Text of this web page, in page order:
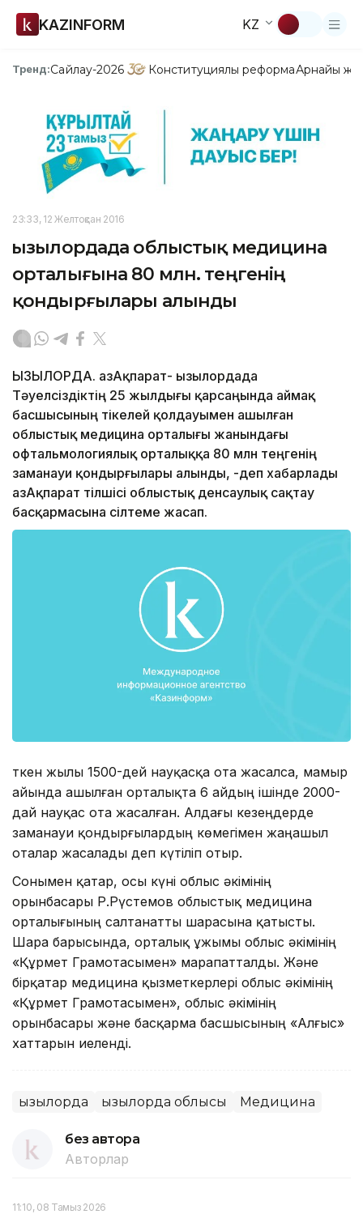
KAZINFORM KZ
Тренд:Сайлау-2026 Конституциялық реформаАрнайы
23:33, 12 Желтоқсан 2016
Қызылордада облыстық медицина
орталығына 80 млн. теңгенің
қондырғылары алынды
ҚЫЗЫЛОРДА. ҚазАқпарат- Қызылордада
Тәуелсіздіктің 25 жылдығы қарсаңында аймақ
басшысының тікелей қолдауымен ашылған
облыстық медицина орталығы жанындағы
офтальмологиялық орталыққа 80 млн теңгенің
заманауи қондырғылары алынды, -деп хабарлады
ҚазАқпарат тілшісі облыстық денсаулық сақтау
басқармасына сілтеме жасап.
Өткен жылы 1500-дей науқасқа ота жасалса, мамыр
айында ашылған орталықта 6 айдың ішінде 2000-
дай науқас ота жасалған. Алдағы кезеңдерде
заманауи қондырғылардың көмегімен жаңашыл
оталар жасалады деп күтіліп отыр.
Сонымен қатар, осы күні облыс әкімінің
орынбасары Р.Рүстемов облыстық медицина
орталығының салтанатты шарасына қатысты.
Шара барысында, орталық ұжымы облыс әкімінің
«Құрмет Грамотасымен» марапатталды. Және
бірқатар медицина қызметкерлері облыс әкімінің
«Құрмет Грамотасымен», облыс әкімінің
орынбасары және басқарма басшысының «Алғыс»
хаттарын иеленді.
Қызылорда Қызылорда облысы Медицина
без автора
Авторлар
11:10, 08 Тамыз 2026